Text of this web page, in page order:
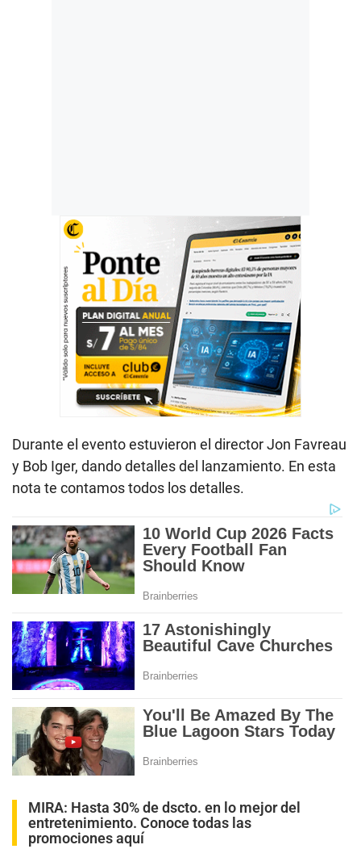
Durante el evento estuvieron el director Jon Favreau
y Bob Iger, dando detalles del lanzamiento. En esta
nota te contamos todos los detalles.
MIRA: Hasta 30% de dscto. en lo mejor del
entretenimiento. Conoce todas las
promociones aquí